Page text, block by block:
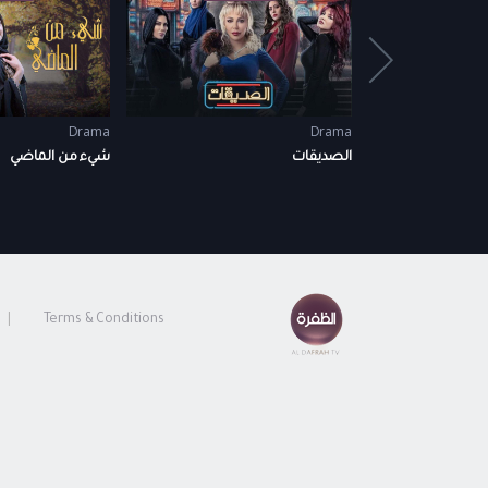
Drama
شيء من الماضي
Drama
الصديقات
Terms & Conditions